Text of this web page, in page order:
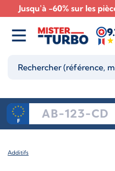
Jusqu'à -60% sur les
Additifs